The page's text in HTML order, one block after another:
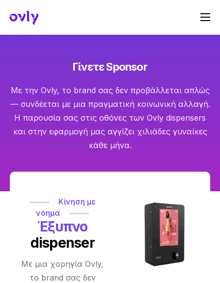
Πώς Λειτουργεί
Γίνε Sponsor
Επικοινωνία
Γίνετε Sponsor
Με την Ovly, το brand σας δεν προβάλλεται απλώς
— συνδέεται με μια πραγματική κοινωνική αλλαγή.
Η παρουσία σας στις οθόνες των Ovly dispensers
και στην εφαρμογή μας αγγίζει χιλιάδες γυναίκες
κάθε μήνα.
Κίνηση με
νόημα
Έξυπνο
dispenser
Με μια χορηγία Ovly,
το brand σας δεν